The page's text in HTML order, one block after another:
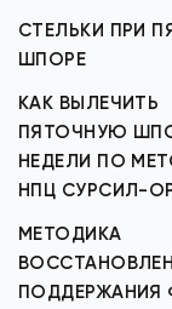
СТЕЛЬКИ ПРИ
ШПОРЕ
КАК ВЫЛЕЧИТЬ
ПЯТОЧНУЮ
НЕДЕЛИ ПО
НПЦ СУРСИЛ-
МЕТОДИКА
ПОДДЕРЖАНИЯ